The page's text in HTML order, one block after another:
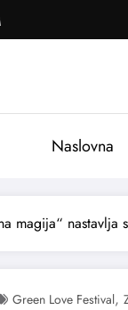
Naslovna
magija“ nastavlja
Green Love Festival,